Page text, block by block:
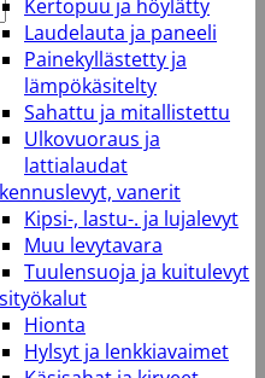
Kertopuu ja höylätty
Laudelauta ja paneeli
Painekyllästetty ja
lämpökäsitelty
Sahattu ja mitallistettu
Ulkovuoraus ja
lattialaudat
vanerit
Kipsi-, lastu-. ja lujalevyt
Muu levytavara
Tuulensuoja ja kuitulevyt
Hionta
Hylsyt ja lenkkiavaimet